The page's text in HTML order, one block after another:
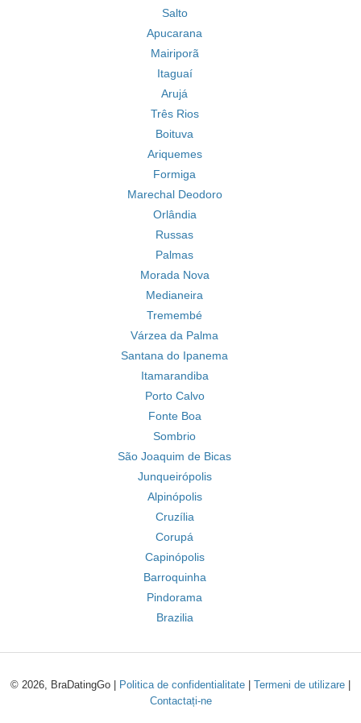
Salto
Apucarana
Mairiporã
Itaguaí
Arujá
Três Rios
Boituva
Ariquemes
Formiga
Marechal Deodoro
Orlândia
Russas
Palmas
Morada Nova
Medianeira
Tremembé
Várzea da Palma
Santana do Ipanema
Itamarandiba
Porto Calvo
Fonte Boa
Sombrio
São Joaquim de Bicas
Junqueirópolis
Alpinópolis
Cruzília
Corupá
Capinópolis
Barroquinha
Pindorama
Brazilia
© 2026, BraDatingGo | Politica de confidentialitate Termeni de utilizare
Contactați-ne